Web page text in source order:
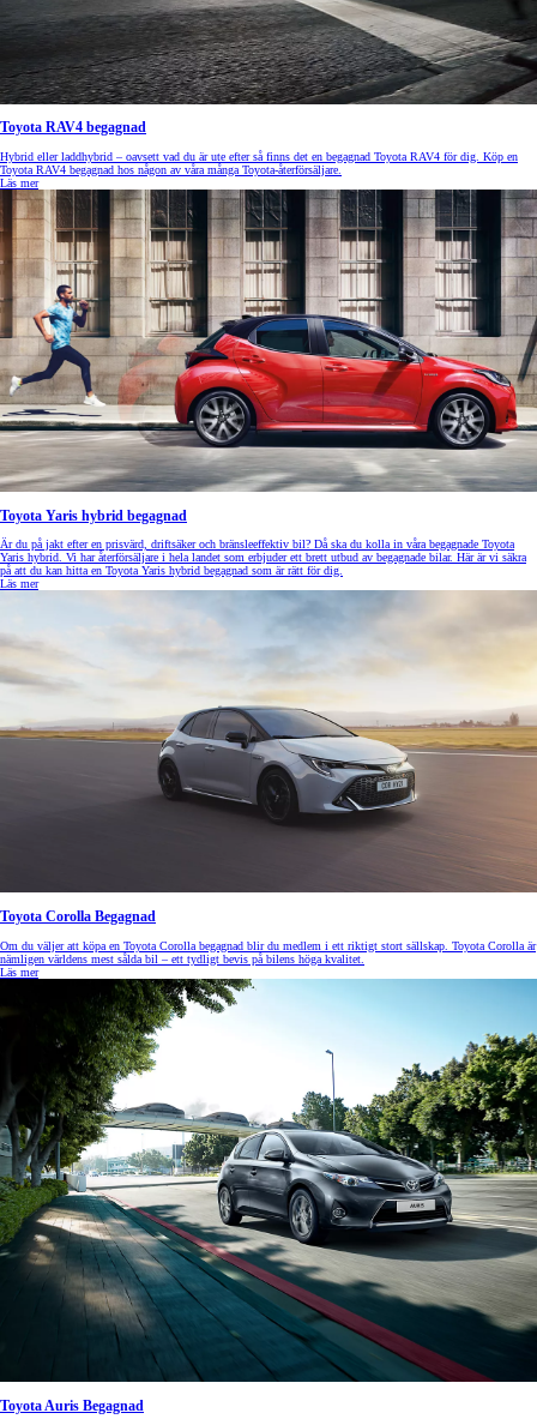
Toyota RAV4 begagnad
Hybrid eller laddhybrid – oavsett vad du är ute efter så finns det en begagnad Toyota RAV4 för dig. Köp en
Toyota RAV4 begagnad hos någon av våra många Toyota-återförsäljare.
Läs mer
Toyota Yaris hybrid begagnad
Är du på jakt efter en prisvärd, driftsäker och bränsleeffektiv bil? Då ska du kolla in våra begagnade Toyota
Yaris hybrid. Vi har återförsäljare i hela landet som erbjuder ett brett utbud av begagnade bilar. Här är vi säkra
på att du kan hitta en Toyota Yaris hybrid begagnad som är rätt för dig.
Läs mer
Toyota Corolla Begagnad
Om du väljer att köpa en Toyota Corolla begagnad blir du medlem i ett riktigt stort sällskap. Toyota Corolla är
nämligen världens mest sålda bil – ett tydligt bevis på bilens höga kvalitet.
Läs mer
Toyota Auris Begagnad